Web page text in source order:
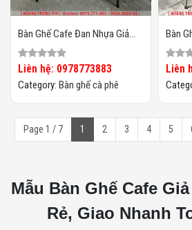
Bàn Ghế Cafe Đan Nhựa Giả
Mây HTT-052
Liên hệ: 0978773883
Category: Bàn ghế cà phê
Bàn
Mây
Liên
Page 1 / 7 1 2 3 4 5
Mẫu Bàn Ghế Cafe
Rẻ, Giao Nhanh